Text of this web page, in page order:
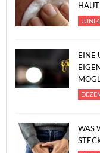
JUNI
EINE
WAS